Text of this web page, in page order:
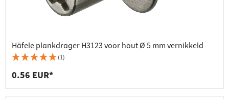
Häfele plankdrager H3123 voor hout Ø 5 mm vernikkeld
(1)
0.56 EUR*